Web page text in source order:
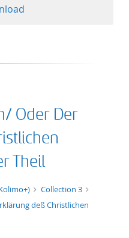
Oder Der
Theil
Collection 3
deß Christlichen